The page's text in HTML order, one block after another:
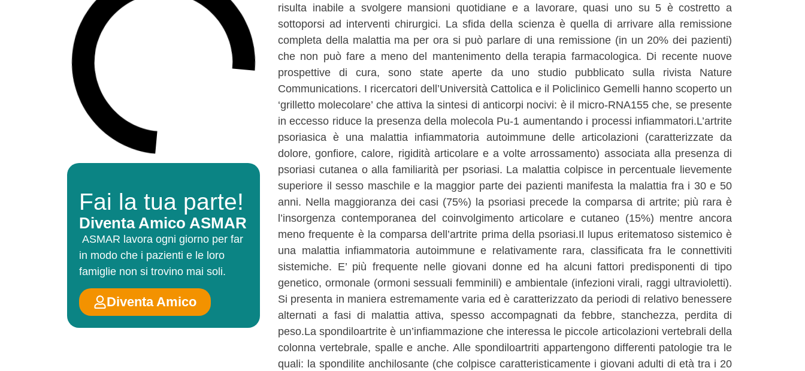
Fai la tua parte!
Diventa Amico ASMAR
ASMAR lavora ogni giorno per far
in modo che i pazienti e le loro
famiglie non si trovino mai soli.
Diventa Amico
risulta inabile a svolgere mansioni quotidiane e a lavorare, quasi uno su 5 è costretto a
sottoporsi ad interventi chirurgici. La sfida della scienza è quella di arrivare alla remissione
completa della malattia ma per ora si può parlare di una remissione (in un 20% dei pazienti)
che non può fare a meno del mantenimento della terapia farmacologica. Di recente nuove
prospettive di cura, sono state aperte da uno studio pubblicato sulla rivista Nature
Communications. I ricercatori dell’Università Cattolica e il Policlinico Gemelli hanno scoperto un
‘grilletto molecolare’ che attiva la sintesi di anticorpi nocivi: è il micro-RNA155 che, se presente
in eccesso riduce la presenza della molecola Pu-1 aumentando i processi infiammatori.L’artrite
psoriasica è una malattia infiammatoria autoimmune delle articolazioni (caratterizzate da
dolore, gonfiore, calore, rigidità articolare e a volte arrossamento) associata alla presenza di
psoriasi cutanea o alla familiarità per psoriasi. La malattia colpisce in percentuale lievemente
superiore il sesso maschile e la maggior parte dei pazienti manifesta la malattia fra i 30 e 50
anni. Nella maggioranza dei casi (75%) la psoriasi precede la comparsa di artrite; più rara è
l’insorgenza contemporanea del coinvolgimento articolare e cutaneo (15%) mentre ancora
meno frequente è la comparsa dell’artrite prima della psoriasi.Il lupus eritematoso sistemico è
una malattia infiammatoria autoimmune e relativamente rara, classificata fra le connettiviti
sistemiche. E’ più frequente nelle giovani donne ed ha alcuni fattori predisponenti di tipo
genetico, ormonale (ormoni sessuali femminili) e ambientale (infezioni virali, raggi ultravioletti).
Si presenta in maniera estremamente varia ed è caratterizzato da periodi di relativo benessere
alternati a fasi di malattia attiva, spesso accompagnati da febbre, stanchezza, perdita di
peso.La spondiloartrite è un’infiammazione che interessa le piccole articolazioni vertebrali della
colonna vertebrale, spalle e anche. Alle spondiloartriti appartengono differenti patologie tra le
quali: la spondilite anchilosante (che colpisce caratteristicamente i giovani adulti di età tra i 20